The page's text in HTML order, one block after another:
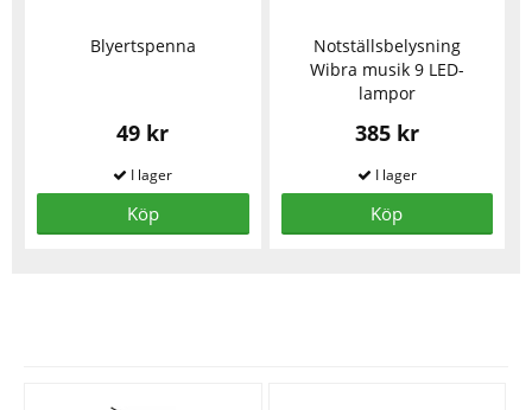
Blyertspenna
49 kr
Köp
Notställsbelysning
Wibra musik 9 LED-
lampor
385 kr
Köp